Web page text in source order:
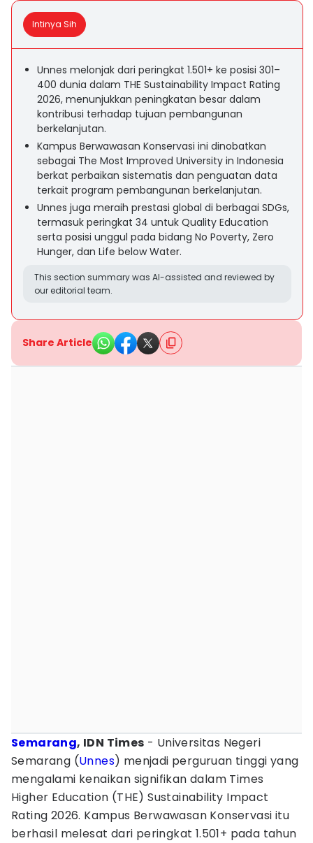
Intinya Sih
Unnes melonjak dari peringkat 1.501+ ke posisi 301–
400 dunia dalam THE Sustainability Impact Rating
2026, menunjukkan peningkatan besar dalam
kontribusi terhadap tujuan pembangunan
berkelanjutan.
Kampus Berwawasan Konservasi ini dinobatkan
sebagai The Most Improved University in Indonesia
berkat perbaikan sistematis dan penguatan data
terkait program pembangunan berkelanjutan.
Unnes juga meraih prestasi global di berbagai SDGs,
termasuk peringkat 34 untuk Quality Education
serta posisi unggul pada bidang No Poverty, Zero
Hunger, dan Life below Water.
This section summary was AI-assisted and reviewed by
our editorial team.
Share Article
Semarang, IDN Times - Universitas Negeri
Semarang (Unnes) menjadi perguruan tinggi yang
mengalami kenaikan signifikan dalam Times
Higher Education (THE) Sustainability Impact
Rating 2026. Kampus Berwawasan Konservasi itu
berhasil melesat dari peringkat 1.501+ pada tahun